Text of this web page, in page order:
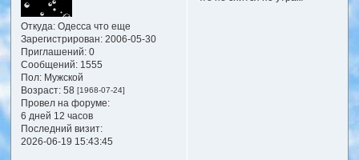
Откуда:Одесса что еще
Зарегистрирован: 2006-05-30
Приглашений:0
Сообщений:1555
Пол:Мужской
Возраст:58 [1968-07-24]
Провел на форуме:
6 дней 12 часов
Последний визит:
2026-06-19 15:43:45